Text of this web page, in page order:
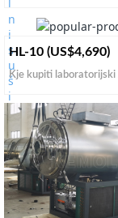
HL-10 (US$4,690)